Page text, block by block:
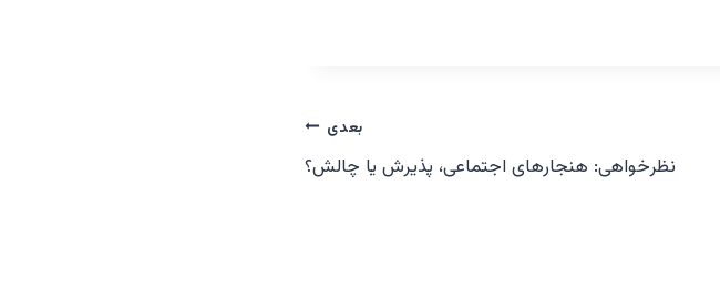
بعدی
نظرخواهی: هنجارهای اجتماعی، پذیرش یا چالش؟